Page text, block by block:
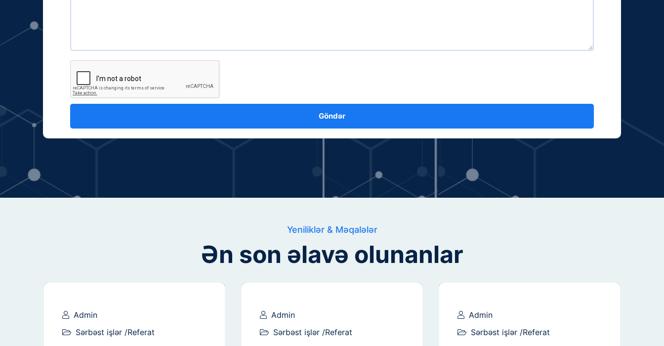
Göndər
Yeniliklər & Məqalələr
Ən son əlavə olunanlar
Admin
Sərbəst işlər /Referat
Admin
Sərbəst işlər /Referat
Admin
Sərbəst işlər /Referat